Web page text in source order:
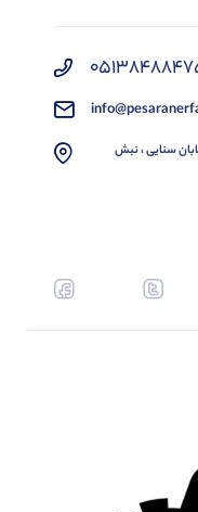
سنایی ، نبش